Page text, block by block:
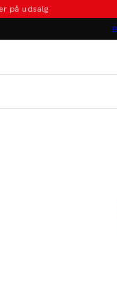
på udsalg
farver
fra 1499 kr.